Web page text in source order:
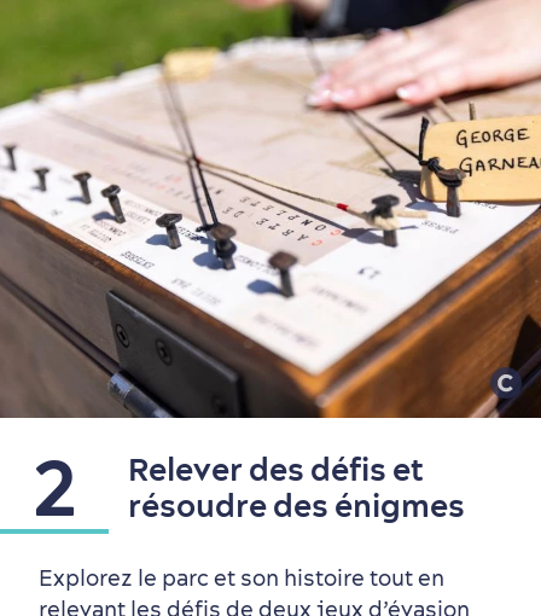
Périphérie de la ville
Activités en hiver
en famille
Centres de villégiature
Informations pratiques
2
Relever des défis et
résoudre des énigmes
Explorez le parc et son histoire tout en
relevant les défis de deux jeux d’évasion